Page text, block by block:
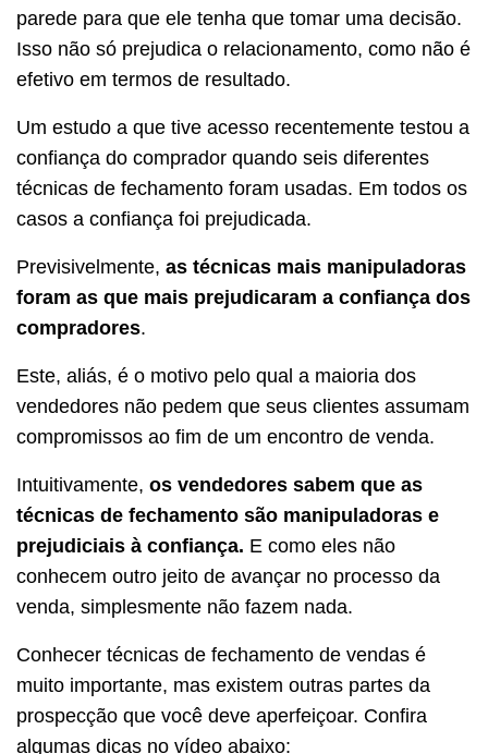
parede para que ele tenha que tomar uma decisão.
Isso não só prejudica o relacionamento, como não é
efetivo em termos de resultado.
Um estudo a que tive acesso recentemente testou a
confiança do comprador quando seis diferentes
técnicas de fechamento foram usadas. Em todos os
casos a confiança foi prejudicada.
Previsivelmente, as técnicas mais manipuladoras
foram as que mais prejudicaram a confiança dos
compradores.
Este, aliás, é o motivo pelo qual a maioria dos
vendedores não pedem que seus clientes assumam
compromissos ao fim de um encontro de venda.
Intuitivamente, os vendedores sabem que as
técnicas de fechamento são manipuladoras e
prejudiciais à confiança. E como eles não
conhecem outro jeito de avançar no processo da
venda, simplesmente não fazem nada.
Conhecer técnicas de fechamento de vendas é
muito importante, mas existem outras partes da
prospecção que você deve aperfeiçoar. Confira
algumas dicas no vídeo abaixo: